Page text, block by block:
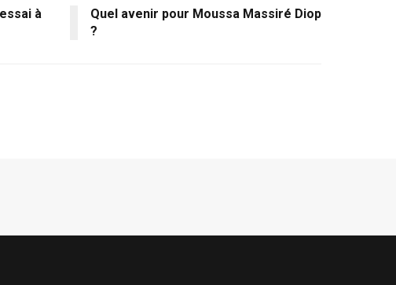
à
Quel avenir pour Moussa Massiré Diop
?